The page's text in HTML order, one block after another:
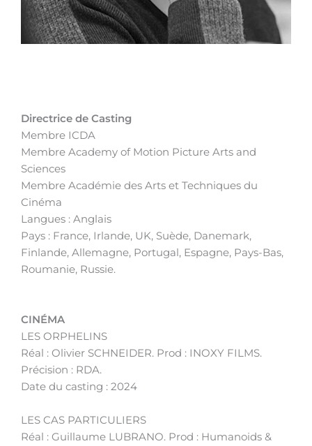
Directrice de Casting
Membre ICDA
Membre Academy of Motion Picture Arts and
Sciences
Membre Académie des Arts et Techniques du
Cinéma
Langues : Anglais
Pays : France, Irlande, UK, Suède, Danemark,
Finlande, Allemagne, Portugal, Espagne, Pays-Bas,
Roumanie, Russie.
CINÉMA
LES ORPHELINS
Réal : Olivier SCHNEIDER. Prod : INOXY FILMS.
Précision : RDA.
Date du casting : 2024
LES CAS PARTICULIERS
Réal : Guillaume LUBRANO. Prod : Humanoids &